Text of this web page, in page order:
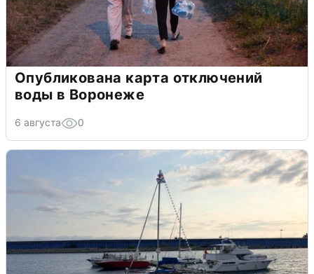
Опубликована карта отключений
воды в Воронеже
6 августа 0